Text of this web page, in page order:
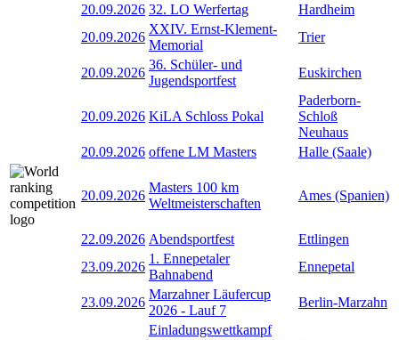
20.09.2026 32. LO Werfertag
Hardheim
20.09.2026
XXIV. Ernst-Klement-
Memorial
Trier
20.09.2026
36. Schüler- und
Jugendsportfest
Euskirchen
20.09.2026 KiLA Schloss Pokal
Paderborn-
Schloß
Neuhaus
20.09.2026 offene LM Masters Halle (Saale)
20.09.2026
Masters 100 km
Weltmeisterschaften
Ames (Spanien)
22.09.2026 Abendsportfest
Ettlingen
23.09.2026
1. Ennepetaler
Bahnabend
Ennepetal
23.09.2026
Marzahner Läufercup
2026 - Lauf 7
Berlin-Marzahn
Einladungswettkampf